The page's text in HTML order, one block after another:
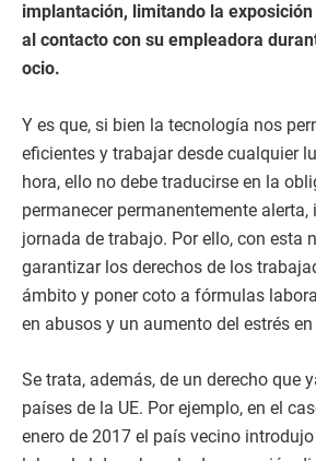
implantación, limitando la
al contacto con su empleadora
ocio.
Y es que, si bien la tecnología nos
eficientes y trabajar desde cualquier
hora, ello no debe traducirse en la
permanecer permanentemente
jornada de trabajo. Por ello, con esta
garantizar los derechos de los
ámbito y poner coto a fórmulas
en abusos y un aumento del estrés
Se trata, además, de un derecho que
países de la UE. Por ejemplo, en el
enero de 2017 el país vecino